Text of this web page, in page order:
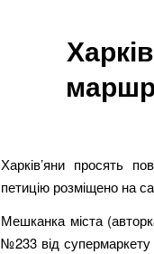
Харків’яни просять
петицію розміщено на
Мешканка міста
№233 від